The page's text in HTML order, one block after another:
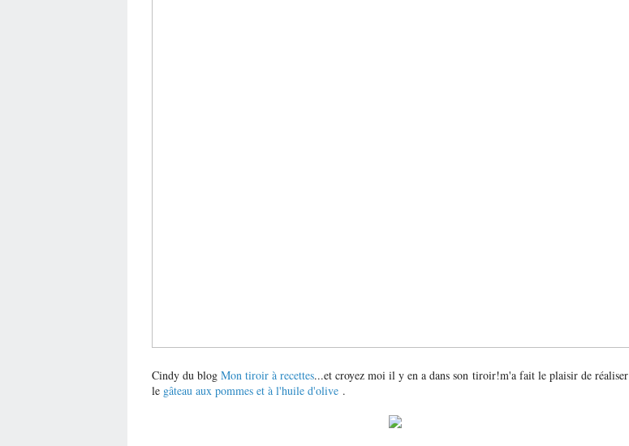
Cindy du blog Mon tiroir à recettes...et croyez moi il y en a dans son tiroir!m'a fait le plaisir de réaliser
le gâteau aux pommes et à l'huile d'olive .